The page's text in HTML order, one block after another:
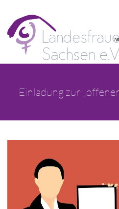
Einladung zur